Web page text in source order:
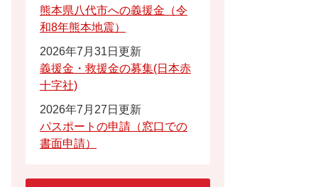
熊本県八代市への義援金（令
和8年熊本地震）
2026年7月31日更新
義援金・救援金の募集(日本赤
十字社)
2026年7月27日更新
パスポートの申請（窓口での
書面申請）